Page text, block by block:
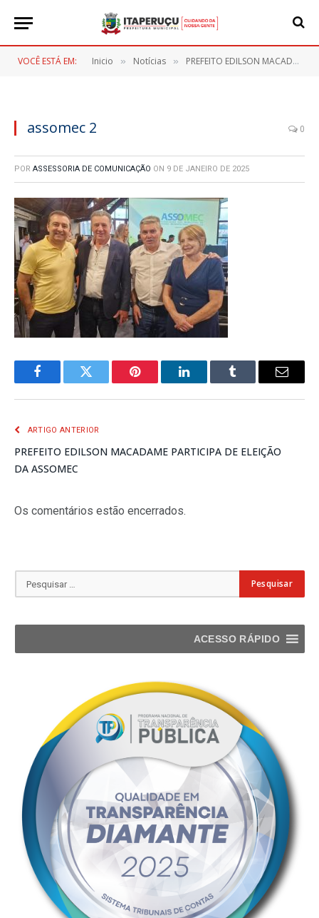
VOCÊ ESTÁ EM: Inicio » Notícias » PREFEITO EDILSON MACADAME PARTICIPA DE ELEIÇÃO DA ASSOMEC
assomec 2 0
POR ASSESSORIA DE COMUNICAÇÃO ON 9 DE JANEIRO DE 2025
FacebookTwitter Pinterest LinkedInTumblr
E-
ARTIGO ANTERIOR
PREFEITO EDILSON MACADAME PARTICIPA DE ELEIÇÃO
DA ASSOMEC
Os comentários estão encerrados.
ACESSO RÁPIDO